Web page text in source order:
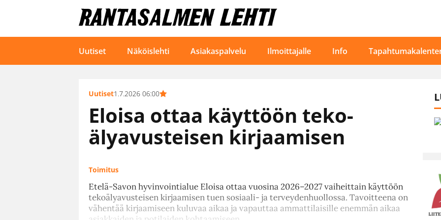
Uutiset Näköislehti Asiakaspalvelu Ilmoittajalle Info
Uutiset1.7.2026 06:00
Eloisa ottaa käyttöön teko­
älyavusteisen kirjaamisen
Toimitus
Etelä-Savon hyvinvointialue Eloisa ottaa vuosina 2026–2027 vaiheittain käyttöön
tekoälyavusteisen kirjaamisen tuen sosiaali- ja terveydenhuollossa. Tavoitteena on
vähentää kirjaamiseen kuluvaa aikaa ja vapauttaa ammattilaisille enemmän aikaa